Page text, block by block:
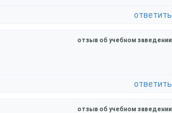
ответить
отзыв об учебном заведении
ответить
отзыв об учебном заведении